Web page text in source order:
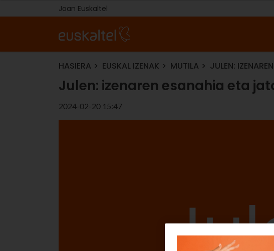
Joan Euskaltel
HASIERA EUSKAL IZENAK MUTILA JULEN:
Julen: izenaren esanahia eta
2024-02-20 15:47